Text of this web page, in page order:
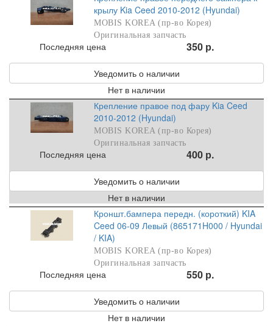
крылу Kia Ceed 2010-2012 (Hyundai)
MOBIS KOREA (пр-во Корея)
Оригинальная запчасть
Последняя цена 350 р.
Уведомить о наличии
Нет в наличии
Крепление правое под фару Kia Ceed
2010-2012 (Hyundai)
MOBIS KOREA (пр-во Корея)
Оригинальная запчасть
Последняя цена 400 р.
Уведомить о наличии
Нет в наличии
Кроншт.бампера передн. (короткий) KIA
Ceed 06-09 Левый (865171H000 / Hyundai
/ KIA)
MOBIS KOREA (пр-во Корея)
Оригинальная запчасть
Последняя цена 550 р.
Уведомить о наличии
Нет в наличии